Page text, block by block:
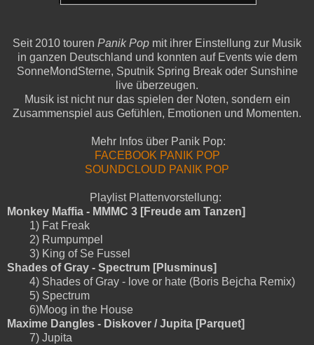
Seit 2010 touren Panik Pop mit ihrer Einstellung zur Musik
in ganzen Deutschland und konnten auf Events wie dem
SonneMondSterne, Sputnik Spring Break oder Sunshine
live überzeugen.
Musik ist nicht nur das spielen der Noten, sondern ein
Zusammenspiel aus Gefühlen, Emotionen und Momenten.
Mehr Infos über Panik Pop:
FACEBOOK PANIK POP
SOUNDCLOUD PANIK POP
Playlist Plattenvorstellung:
Monkey Maffia - MMMC 3 [Freude am Tanzen]
1) Fat Freak
2) Rumpumpel
3) King of Se Fussel
Shades of Gray - Spectrum [Plusminus]
4) Shades of Gray - love or hate (Boris Bejcha Remix)
5) Spectrum
6)Moog in the House
Maxime Dangles - Diskover / Jupita [Parquet]
7) Jupita